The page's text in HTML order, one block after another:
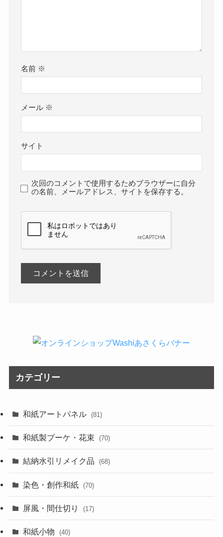
名前 ※
メール ※
サイト
次回のコメントで使用するためブラウザーに自分
の名前、メールアドレス、サイトを保存する。
カテゴリー
和紙アートパネル (81)
和紙製ブーケ・花束 (70)
結納水引リメイク品 (68)
染色・創作和紙 (70)
屏風・間仕切り (17)
和紙小物 (40)